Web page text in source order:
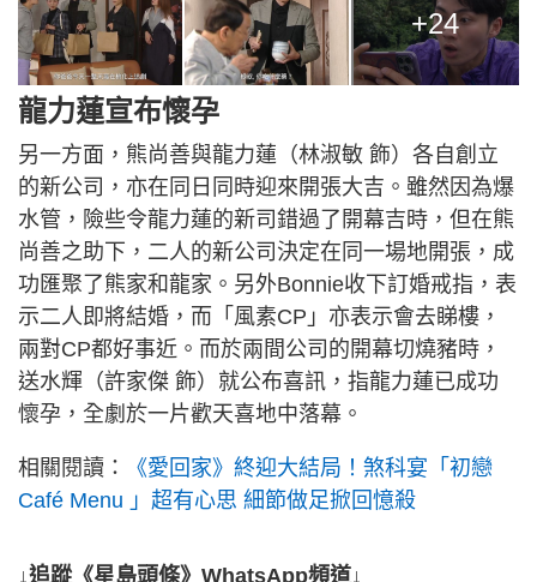
+24
龍力蓮宣布懷孕
另一方面，熊尚善與龍力蓮（林淑敏 飾）各自創立
的新公司，亦在同日同時迎來開張大吉。雖然因為爆
水管，險些令龍力蓮的新司錯過了開幕吉時，但在熊
尚善之助下，二人的新公司決定在同一場地開張，成
功匯聚了熊家和龍家。另外Bonnie收下訂婚戒指，表
示二人即將結婚，而「風素CP」亦表示會去睇樓，
兩對CP都好事近。而於兩間公司的開幕切燒豬時，
送水輝（許家傑 飾）就公布喜訊，指龍力蓮已成功
懷孕，全劇於一片歡天喜地中落幕。
相關閱讀：
《愛回家》終迎大結局！煞科宴「初戀
Café Menu 」超有心思 細節做足掀回憶殺
↓追蹤《星島頭條》WhatsApp頻道↓